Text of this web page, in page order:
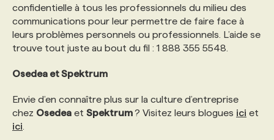
confidentielle à tous les professionnels du milieu des
communications pour leur permettre de faire face à
leurs problèmes personnels ou professionnels. L’aide se
trouve tout juste au bout du fil : 1 888 355 5548.
Osedea et Spektrum
Envie d’en connaître plus sur la culture d’entreprise
chez Osedea et Spektrum? Visitez leurs blogues ici et
ici